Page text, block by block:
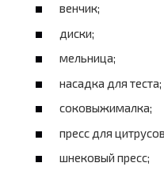
венчик;
диски;
мельница;
насадка для теста;
соковыжималка;
пресс для
шнековый пресс;